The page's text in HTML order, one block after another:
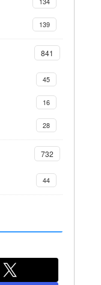
139
841
45
16
28
732
44